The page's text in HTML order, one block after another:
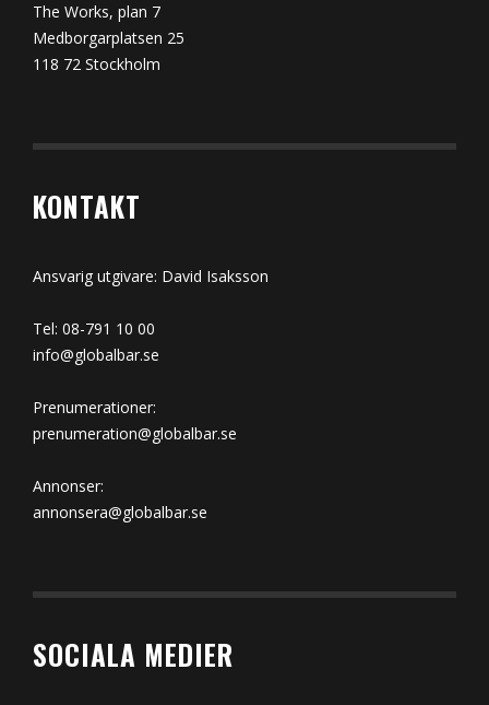
The Works, plan 7
Medborgarplatsen 25
118 72 Stockholm
KONTAKT
Ansvarig utgivare: David Isaksson
Tel: 08-791 10 00
info@globalbar.se
Prenumerationer:
prenumeration@globalbar.se
Annonser:
annonsera@globalbar.se
SOCIALA MEDIER